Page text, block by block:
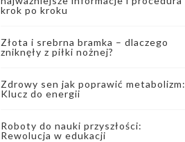
krok po kroku
Złota i srebrna bramka – dlaczego
zniknęły z piłki nożnej?
Zdrowy sen jak poprawić metabolizm:
Klucz do energii
Roboty do nauki przyszłości:
Rewolucja w edukacji